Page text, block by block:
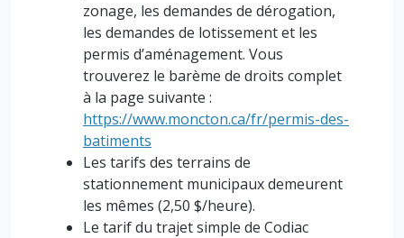
zonage, les demandes de dérogation,
les demandes de lotissement et les
permis d’aménagement. Vous
trouverez le barème de droits complet
à la page suivante :
https://www.moncton.ca/fr/permis-des-
batiments
Les tarifs des terrains de
stationnement municipaux demeurent
les mêmes (2,50 $/heure).
Le tarif du trajet simple de Codiac